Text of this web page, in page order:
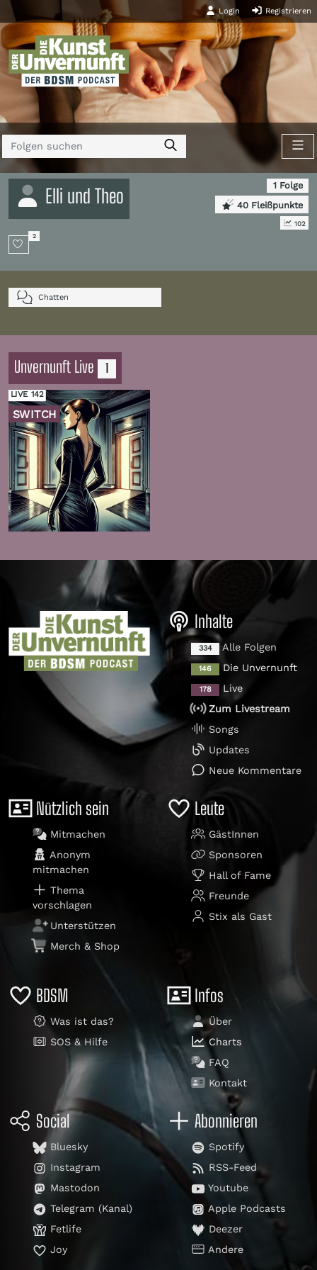
Login Registrieren
Elli und Theo
1 Folge
40 Fleißpunkte
102
2
Chatten
Unvernunft Live 1
LIVE 142
SWITCH
Zur
Folge
Inhalte
334 Alle Folgen
146 Die Unvernunft
178
Live
Zum Livestream
Songs
Updates
Neue Kommentare
Nützlich sein
Mitmachen
Anonym
mitmachen
Thema
vorschlagen
Unterstützen
Merch & Shop
Leute
GästInnen
Sponsoren
Hall of Fame
Freunde
Stix als Gast
BDSM
Was ist das?
SOS & Hilfe
Infos
Über
Charts
FAQ
Kontakt
Social
Bluesky
Instagram
Mastodon
Telegram (Kanal)
Fetlife
Joy
Abonnieren
Spotify
RSS-Feed
Youtube
Apple Podcasts
Deezer
Andere